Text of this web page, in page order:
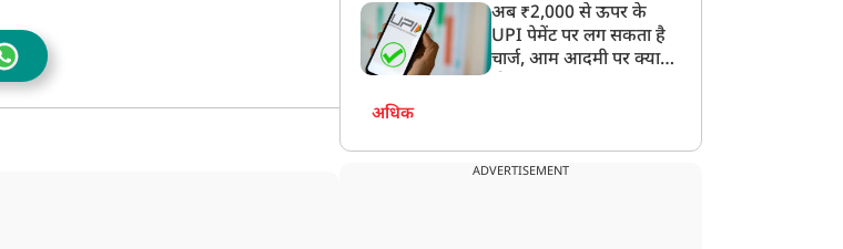
अब ₹2,000 से ऊपर के
UPI पेमेंट पर लग सकता है
चार्ज, आम आदमी पर क्या
अधिक
ADVERTISEMENT